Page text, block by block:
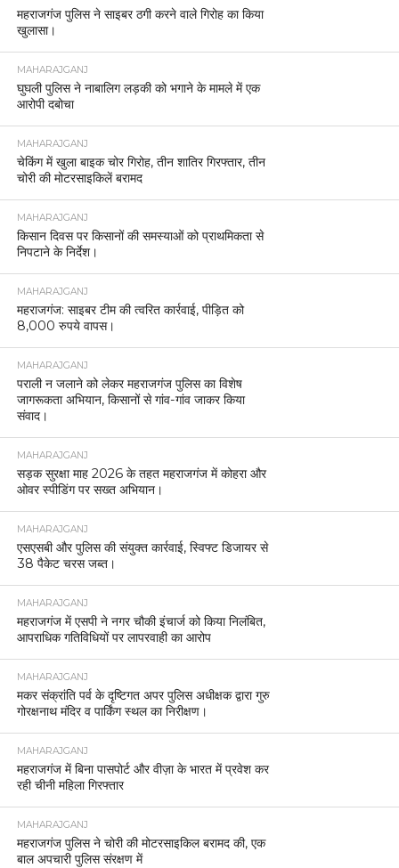
महराजगंज पुलिस ने साइबर ठगी करने वाले गिरोह का किया
खुलासा।
MAHARAJGANJ
घुघली पुलिस ने नाबालिग लड़की को भगाने के मामले में एक
आरोपी दबोचा
MAHARAJGANJ
चेकिंग में खुला बाइक चोर गिरोह, तीन शातिर गिरफ्तार, तीन
चोरी की मोटरसाइकिलें बरामद
MAHARAJGANJ
किसान दिवस पर किसानों की समस्याओं को प्राथमिकता से
निपटाने के निर्देश।
MAHARAJGANJ
महराजगंज: साइबर टीम की त्वरित कार्रवाई, पीड़ित को
8,000 रुपये वापस।
MAHARAJGANJ
पराली न जलाने को लेकर महराजगंज पुलिस का विशेष
जागरूकता अभियान, किसानों से गांव-गांव जाकर किया
संवाद।
MAHARAJGANJ
सड़क सुरक्षा माह 2026 के तहत महराजगंज में कोहरा और
ओवर स्पीडिंग पर सख्त अभियान।
MAHARAJGANJ
एसएसबी और पुलिस की संयुक्त कार्रवाई, स्विफ्ट डिजायर से
38 पैकेट चरस जब्त।
MAHARAJGANJ
महराजगंज में एसपी ने नगर चौकी इंचार्ज को किया निलंबित,
आपराधिक गतिविधियों पर लापरवाही का आरोप
MAHARAJGANJ
मकर संक्रांति पर्व के दृष्टिगत अपर पुलिस अधीक्षक द्वारा गुरु
गोरक्षनाथ मंदिर व पार्किंग स्थल का निरीक्षण।
MAHARAJGANJ
महराजगंज में बिना पासपोर्ट और वीज़ा के भारत में प्रवेश कर
रही चीनी महिला गिरफ्तार
MAHARAJGANJ
महराजगंज पुलिस ने चोरी की मोटरसाइकिल बरामद की, एक
बाल अपचारी पुलिस संरक्षण में